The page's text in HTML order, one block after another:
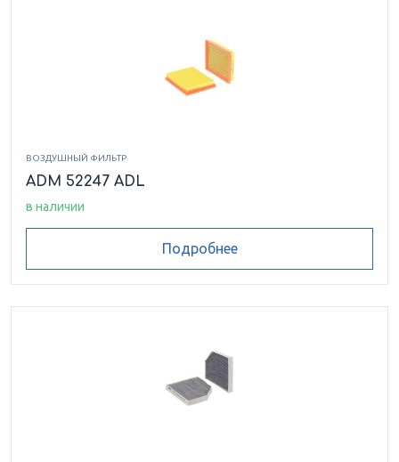
ВОЗДУШНЫЙ ФИЛЬТР
ADM 52247 ADL
в наличии
Подробнее